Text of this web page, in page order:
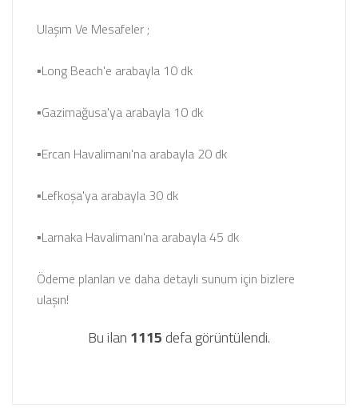
Ulaşım Ve Mesafeler ;
▪Long Beach'e arabayla 10 dk
▪Gazimağusa'ya arabayla 10 dk
▪Ercan Havalimanı'na arabayla 20 dk
▪Lefkoşa'ya arabayla 30 dk
▪Larnaka Havalimanı'na arabayla 45 dk
Ödeme planları ve daha detaylı sunum için bizlere
ulaşın!
Bu ilan 1115 defa görüntülendi.